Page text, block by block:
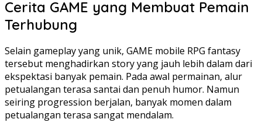
Cerita GAME yang Membuat Pemain
Terhubung
Selain gameplay yang unik, GAME mobile RPG fantasy
tersebut menghadirkan story yang jauh lebih dalam dari
ekspektasi banyak pemain. Pada awal permainan, alur
petualangan terasa santai dan penuh humor. Namun
seiring progression berjalan, banyak momen dalam
petualangan terasa sangat mendalam.